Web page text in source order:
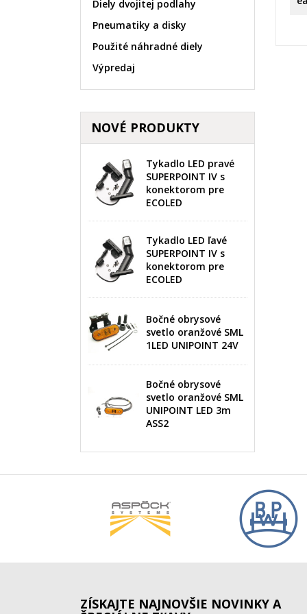
Diely dvojitej podlahy
Pneumatiky a disky
Použité náhradné diely
Výpredaj
NOVÉ PRODUKTY
Tykadlo LED pravé
SUPERPOINT IV s
konektorom pre
ECOLED
Tykadlo LED ľavé
SUPERPOINT IV s
konektorom pre
ECOLED
Bočné obrysové
svetlo oranžové SML
1LED UNIPOINT 24V
Bočné obrysové
svetlo oranžové SML
UNIPOINT LED 3m
ASS2
ZÍSKAJTE NAJNOVŠIE NOVINKY A